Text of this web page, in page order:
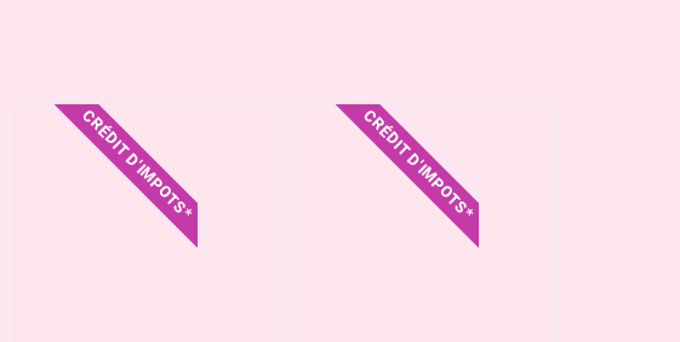
CRÉDIT D'IMPOTS* CRÉDIT D'IMPOTS*